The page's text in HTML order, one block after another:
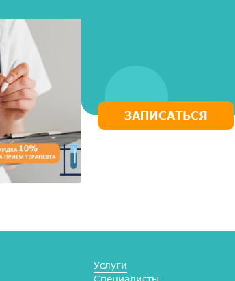
ЗАПИСАТЬСЯ
Услуги
Специалисты